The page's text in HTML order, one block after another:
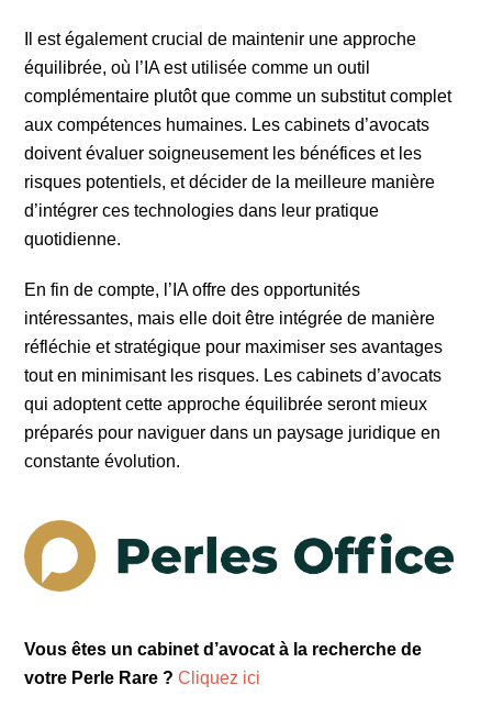
Il est également crucial de maintenir une approche
équilibrée, où l’IA est utilisée comme un outil
complémentaire plutôt que comme un substitut complet
aux compétences humaines. Les cabinets d’avocats
doivent évaluer soigneusement les bénéfices et les
risques potentiels, et décider de la meilleure manière
d’intégrer ces technologies dans leur pratique
quotidienne.
En fin de compte, l’IA offre des opportunités
intéressantes, mais elle doit être intégrée de manière
réfléchie et stratégique pour maximiser ses avantages
tout en minimisant les risques. Les cabinets d’avocats
qui adoptent cette approche équilibrée seront mieux
préparés pour naviguer dans un paysage juridique en
constante évolution.
Vous êtes un cabinet d’avocat à la recherche de
votre Perle Rare ?Cliquez ici